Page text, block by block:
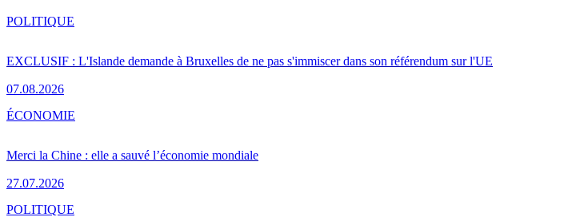
EXCLUSIF : L'Islande demande à Bruxelles de ne pas s'immiscer dans son référendum sur l'UE
07.08.2026
POLITIQUE
Merci la Chine : elle a sauvé l’économie mondiale
27.07.2026
ÉCONOMIE
POLITIQUE